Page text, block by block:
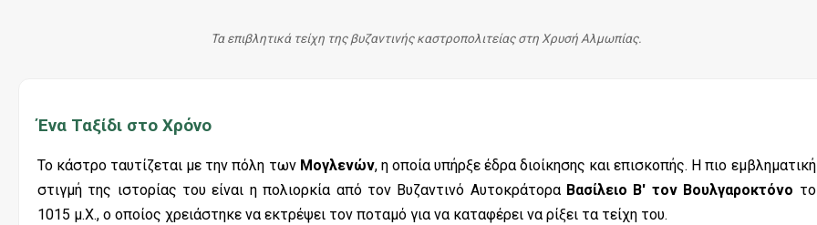
Τα επιβλητικά τείχη της βυζαντινής καστροπολιτείας στη Χρυσή Αλμωπίας.
Ένα Ταξίδι στο Χρόνο
Το κάστρο ταυτίζεται με την πόλη των Μογλενών, η οποία υπήρξε έδρα διοίκησης και επισκοπής. Η πιο εμβληματική
στιγμή της ιστορίας του είναι η πολιορκία από τον Βυζαντινό Αυτοκράτορα Βασίλειο Β' τον Βουλγαροκτόνο το
1015 μ.Χ., ο οποίος χρειάστηκε να εκτρέψει τον ποταμό για να καταφέρει να ρίξει τα τείχη του.